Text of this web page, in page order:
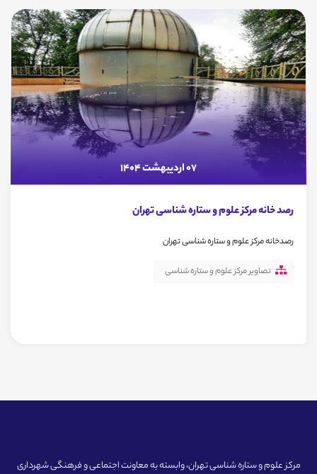
07 اردیبهشت 1404
رصد خانه مرکز علوم و ستاره شناسی تهران
رصدخانه مرکز علوم و ستاره شناسی تهران
تصاویر مرکز علوم و ستاره شناسی
مرکز علوم و ستاره شناسی تهران، وابسته به معاونت اجتماعی و فرهنگی شهرداری